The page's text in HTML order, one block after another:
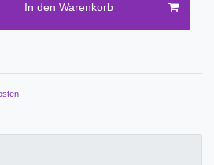
In den Warenkorb